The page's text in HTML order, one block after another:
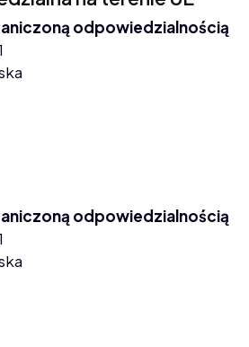
odpowiedzialnością
odpowiedzialnością